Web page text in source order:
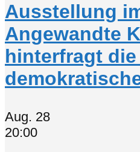
Ausstellung
Angewandte
hinterfragt
Aug. 28
20:00